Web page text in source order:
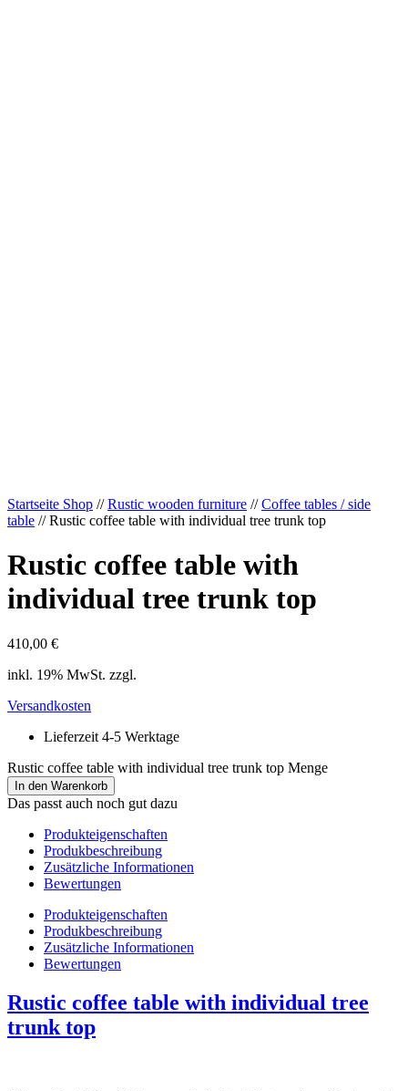
Startseite Shop //Rustic wooden furniture //Coffee tables / side
table // Rustic coffee table with individual tree trunk top
Rustic coffee table with
individual tree trunk top
410,00 €
inkl. 19% MwSt. zzgl.
Versandkosten
Lieferzeit 4-5 Werktage
Rustic coffee table with individual tree trunk top Menge
In den Warenkorb
Das passt auch noch gut dazu
Produkteigenschaften
Produkbeschreibung
Zusätzliche Informationen
Bewertungen
Produkteigenschaften
Produkbeschreibung
Zusätzliche Informationen
Bewertungen
Rustic coffee table with individual tree
trunk top